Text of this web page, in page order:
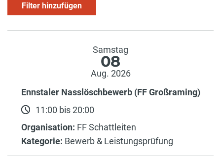
Filter hinzufügen
Samstag
08
Aug. 2026
Ennstaler Nasslöschbewerb (FF Großraming)
11:00 bis 20:00
Organisation: FF Schattleiten
Kategorie: Bewerb & Leistungsprüfung